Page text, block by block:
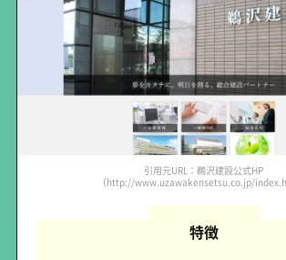
引用元URL：鵜沢建設公式HP
（http://www.uzawakensetsu.co.jp/
特徴